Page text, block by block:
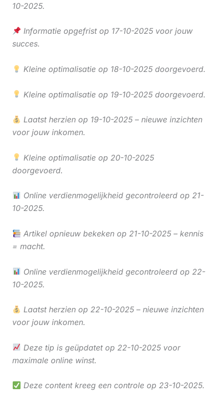
10-2025.
Informatie opgefrist op 17-10-2025 voor jouw
succes.
Kleine optimalisatie op 18-10-2025 doorgevoerd.
Kleine optimalisatie op 19-10-2025 doorgevoerd.
Laatst herzien op 19-10-2025 – nieuwe inzichten
voor jouw inkomen.
Kleine optimalisatie op 20-10-2025
doorgevoerd.
Online verdienmogelijkheid gecontroleerd op 21-
10-2025.
Artikel opnieuw bekeken op 21-10-2025 – kennis
= macht.
Online verdienmogelijkheid gecontroleerd op 22-
10-2025.
Laatst herzien op 22-10-2025 – nieuwe inzichten
voor jouw inkomen.
Deze tip is geüpdatet op 22-10-2025 voor
maximale online winst.
Deze content kreeg een controle op 23-10-2025.